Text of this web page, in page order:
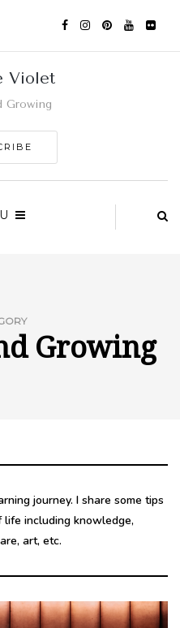
Violet
Growing
Growing
journey. I share some tips
life including knowledge,
art, etc.